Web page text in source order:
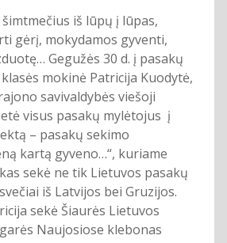
iš lūpų į lūpas,
gėrį, mokydamos gyventi,
Gegužės 30 d. į pasakų
mokinė Patricija Kuodytė,
savivaldybės viešoji
visus pasakų mylėtojus į
– pasakų sekimo
kartą gyveno…“, kuriame
sekė ne tik Lietuvos pasakų
iš Latvijos bei Gruzijos.
sekė Šiaurės Lietuvos
Naujosiose klebonas